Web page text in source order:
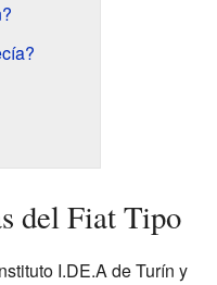
del Fiat Tipo
I.DE.A de Turín y